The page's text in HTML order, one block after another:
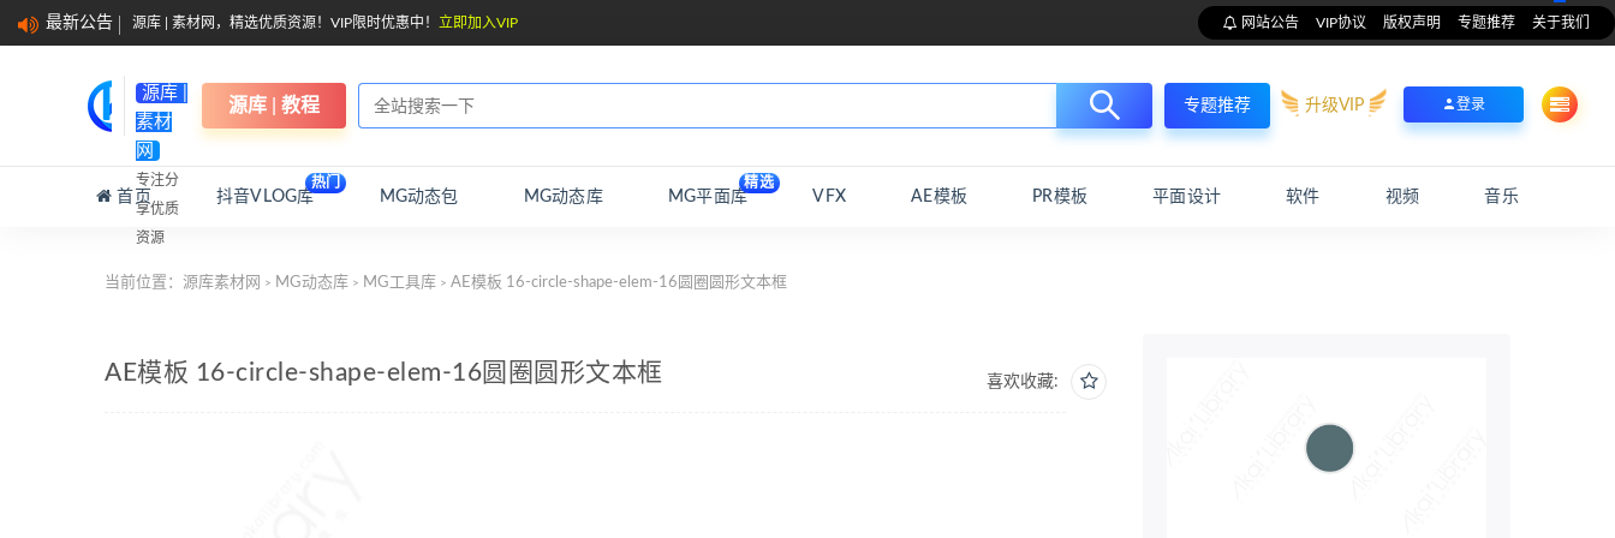
最新公告 源库 | 素材网，精选优质资源！VIP限时优惠中！ 立即加入VIP 网站公告 VIP协议 版权声明 专题推荐 关于我们
源库 |
素材
网
专注分
享优质
资源
源库 | 教程 专题推荐 升级VIP 登录
首页 抖音VLOG库
热门
MG动态包 MG动态库 MG平面库
精选
VFX AE模板 PR模板 平面设计 软件 视频 音乐
当前位置： 源库素材网 > MG动态库 > MG工具库 > AE模板 16-circle-shape-elem-16圆圈圆形文本框
喜欢收藏:
AE模板 16-circle-shape-elem-16圆圈圆形文本框